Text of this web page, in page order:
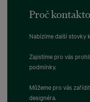
Proč
Nabízíme další stovky
Zajistíme pro vás
podmínky.
Můžeme pro vás
designéra.